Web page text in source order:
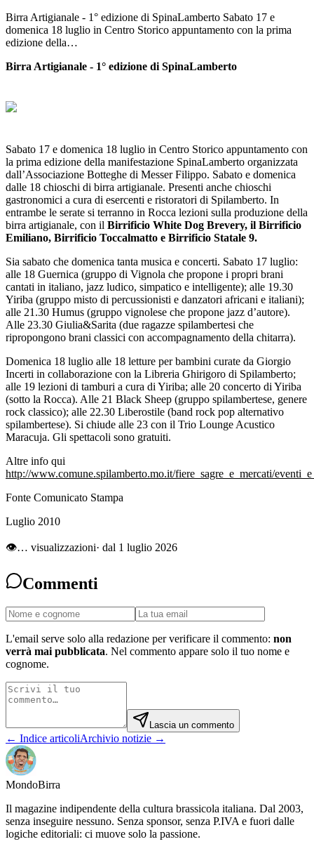
Birra Artigianale - 1° edizione di SpinaLamberto Sabato 17 e
domenica 18 luglio in Centro Storico appuntamento con la prima
edizione della…
Birra Artigianale - 1° edizione di SpinaLamberto
Sabato 17 e domenica 18 luglio in Centro Storico appuntamento con
la prima edizione della manifestazione SpinaLamberto organizzata
dall’Associazione Botteghe di Messer Filippo. Sabato e domenica
dalle 18 chioschi di birra artigianale. Presenti anche chioschi
gastronomici a cura di esercenti e ristoratori di Spilamberto. In
entrambe le serate si terranno in Rocca lezioni sulla produzione della
birra artigianale, con il Birrificio White Dog Brevery, il Birrificio
Emiliano, Birrificio Toccalmatto e Birrificio Statale 9.
Sia sabato che domenica tanta musica e concerti. Sabato 17 luglio:
alle 18 Guernica (gruppo di Vignola che propone i propri brani
cantati in italiano, jazz ludico, simpatico e intelligente); alle 19.30
Yiriba (gruppo misto di percussionisti e danzatori africani e italiani);
alle 21.30 Humus (gruppo vignolese che propone jazz d’autore).
Alle 23.30 Giulia&Sarita (due ragazze spilambertesi che
ripropongono brani classici con accompagnamento della chitarra).
Domenica 18 luglio alle 18 letture per bambini curate da Giorgio
Incerti in collaborazione con la Libreria Ghirigoro di Spilamberto;
alle 19 lezioni di tamburi a cura di Yiriba; alle 20 concerto di Yiriba
(sotto la Rocca). Alle 21 Black Sheep (gruppo spilambertese, genere
rock classico); alle 22.30 Liberostile (band rock pop alternativo
spilambertese). Si chiude alle 23 con il Trio Lounge Acustico
Maracuja. Gli spettacoli sono gratuiti.
Altre info qui
http://www.comune.spilamberto.mo.it/fiere_sagre_e_mercati/
Fonte Comunicato Stampa
Luglio 2010
👁… visualizzazioni· dal 1 luglio 2026
Commenti
L'email serve solo alla redazione per verificare il commento: non
verrà mai pubblicata. Nel commento appare solo il tuo nome e
cognome.
Lascia un commento
← Indice articoliArchivio notizie →
MondoBirra
Il magazine indipendente della cultura brassicola italiana. Dal 2003,
senza inseguire nessuno. Senza sponsor, senza P.IVA e fuori dalle
logiche editoriali: ci muove solo la passione.